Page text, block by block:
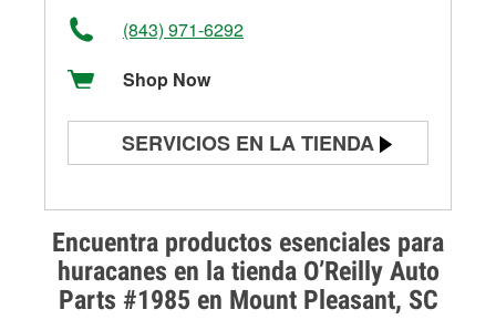
Encuentra productos esenciales para
huracanes en la tienda O’Reilly Auto
Parts #1985 en Mount Pleasant, SC
(843) 971-6292
Shop Now
SERVICIOS EN LA TIENDA
Prueba de alternadores y
arrancadores
Revisión de la luz "Check Engine"